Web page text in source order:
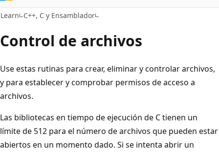
Learn C++, C y Ensamblador
Control de archivos
Use estas rutinas para crear, eliminar y controlar archivos,
y para establecer y comprobar permisos de acceso a
archivos.
Las bibliotecas en tiempo de ejecución de C tienen un
límite de 512 para el número de archivos que pueden estar
abiertos en un momento dado. Si se intenta abrir un